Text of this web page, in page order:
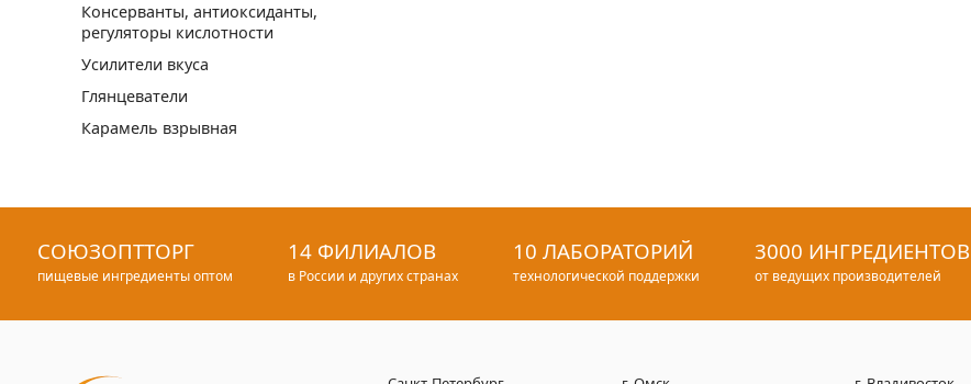
Консерванты, антиоксиданты,
регуляторы кислотности
Усилители вкуса
Глянцеватели
Карамель взрывная
СОЮЗОПТТОРГ
пищевые ингредиенты оптом
14 ФИЛИАЛОВ
в России и других странах
10 ЛАБОРАТОРИЙ
технологической поддержки
3000 ИНГРЕДИЕНТОВ
от ведущих производителей